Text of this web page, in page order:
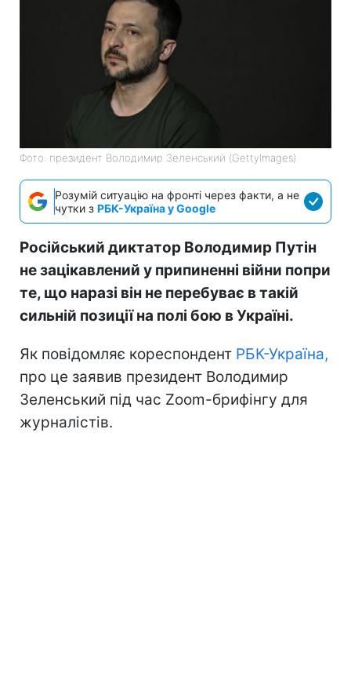
Фото: президент Володимир Зеленський (GettyImagеs)
Розумій ситуацію на фронті через факти, а не
чутки з РБК-Україна у Google
Російський диктатор Володимир Путін
не зацікавлений у припиненні війни попри
те, що наразі він не перебуває в такій
сильній позиції на полі бою в Україні.
Як повідомляє кореспондент РБК-Україна,
про це заявив президент Володимир
Зеленський під час Zoom-брифінгу для
журналістів.